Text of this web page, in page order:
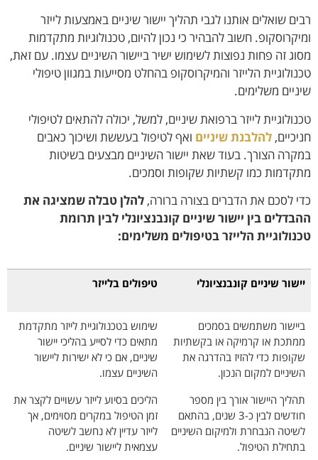
רבים שואלים אותנו לגבי תהליך יישור שיניים באמצעות לייזר
ומיקרוסקופ. חשוב להבהיר כי נכון להיום, טכנולוגיות מתקדמות
מסוג זה פחות נפוצות לשימוש ישיר ביישור השיניים עצמו. עם זאת,
טכנולוגיית הלייזר והמיקרוסקופ בהחלט מסייעות במגוון טיפולי
שיניים משלימים.
טכנולוגיית לייזר ברפואת שיניים, למשל, יכולה להתאים לטיפולי
חניכיים, להלבנת שיניים ואף לטיפול בעששת ושיכוך כאבים
במקרה הצורך. בעוד שאת יישור השיניים מבצעים בשיטות
מתקדמות כמו קשתיות שקופות וסמכים.
כדי לסכם את הדברים בצורה ברורה, להלן טבלה שמציגה את
ההבדלים בין יישור שיניים קונבנציונלי לבין תרומת
טכנולוגיית הלייזר בטיפולים משלימים:
יישור שיניים קונבנציונלי טיפולים בלייזר
ביישור משתמשים בסמכים
ממתכת או קרמיקה או בקשתיות
שקופות כדי להזיז בהדרגה את
השיניים למקום הנכון.
שימוש בטכנולוגיית לייזר מתקדמת
מתאים כדי לסייע בהליכי יישור
שיניים, אם כי לא ישירות ליישור
השיניים עצמו.
תהליך היישור אורך בין מספר
חודשים לבין כ-3 שנים, בהתאם
לשיטה הנבחרת ולמיקום השיניים
בתחילת הטיפול.
הליכים בסיוע לייזר עשויים לקצר את
זמן הטיפול במקרים מסוימים, אך
לייזר עדיין לא נחשב לשיטה
עצמאית ליישור שיניים.